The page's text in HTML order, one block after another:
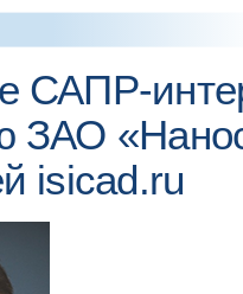
САПР-
ЗАО
isicad.ru